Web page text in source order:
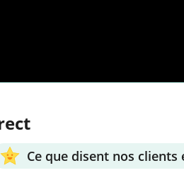
Ce que disent nos clients